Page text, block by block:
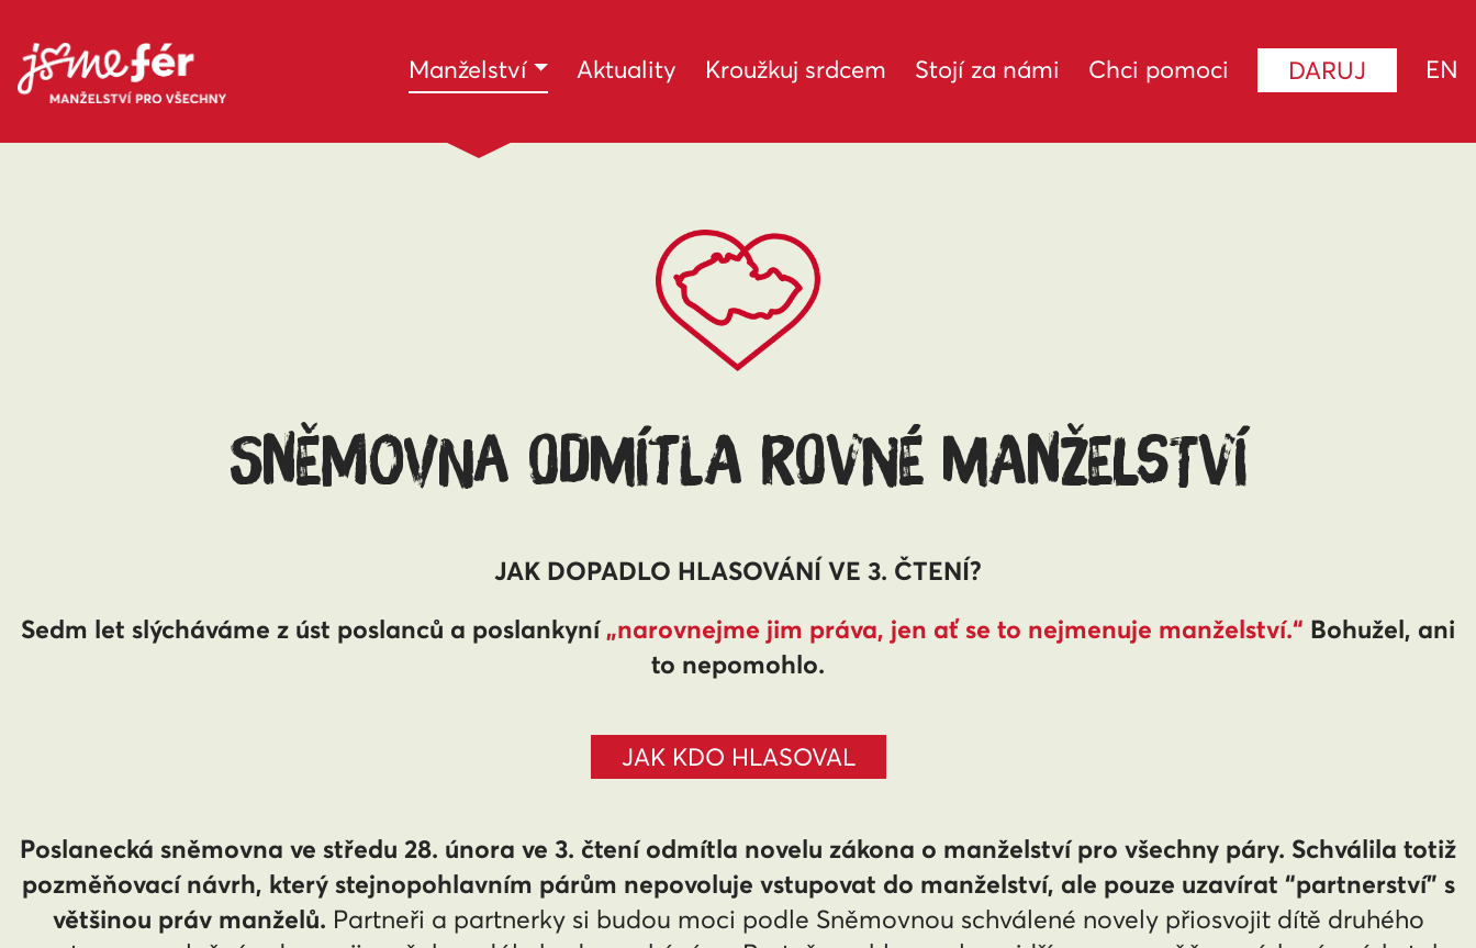
Manželství(current)Aktuality Kroužkuj srdcem Stojí za námi Chci pomoci DARUJ EN
SNĚMOVNA ODMÍTLA ROVNÉ MANŽELSTVÍ
JAK DOPADLO HLASOVÁNÍ VE 3. ČTENÍ?
Sedm let slýcháváme z úst poslanců a poslankyní „narovnejme jim práva, jen ať se to nejmenuje manželství.“ Bohužel, ani
to nepomohlo.
JAK KDO HLASOVAL
Poslanecká sněmovna ve středu 28. února ve 3. čtení odmítla novelu zákona o manželství pro všechny páry. Schválila totiž
pozměňovací návrh, který stejnopohlavním párům nepovoluje vstupovat do manželství, ale pouze uzavírat “partnerství” s
většinou práv manželů. Partneři a partnerky si budou moci podle Sněmovnou schválené novely přiosvojit dítě druhého